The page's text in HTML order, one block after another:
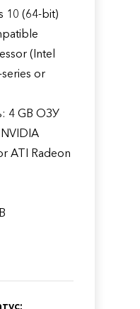
10 (64-bit)
(Intel
or
4 GB ОЗУ
ATI Radeon